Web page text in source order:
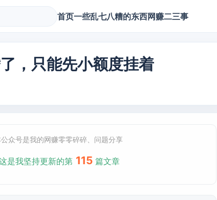
首页一些乱七八糟的东西网赚二三事
，只能先小额度挂着
众号是我的网赚零零碎碎、问题分享
是我坚持更新的第 115 篇文章